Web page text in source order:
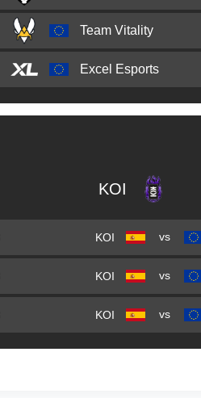
Team Vitality
Excel Esports
KOI
KOI vs
KOI vs
KOI vs